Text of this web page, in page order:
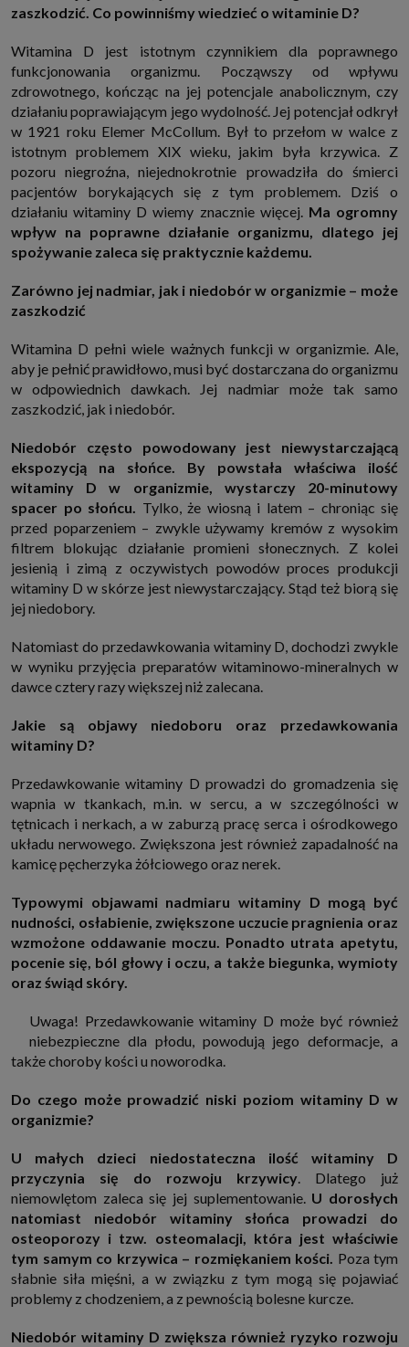
http://www.sagier.pl/
danych osobowych będą także nasi Zaufani Partnerzy. Listę Zaufanych
Partnerów możesz sprawdzić w każdym momencie na stronie naszej
polityki prywatnościi tam też zmodyfikować lub cofnąć swoje zgody.
Podstawa i cel przetwarzania
Twoje dane przetwarzamy w następujących celach:
1. Jeśli zawieramy z Tobą umowę o realizację danej usługi (np. usługi
zapewniającej Ci możliwość zapoznania się z jednym z naszych serwisów
w oparciu o treść regulaminu tego serwisu), to możemy przetwarzać
Twoje dane w zakresie niezbędnym do realizacji tej umowy.
konta nie loguje się nieuprawniona osoba), dokonanie pomiarów
statystycznych, ulepszanie naszych usług i dopasowanie ich do potrzeb i
wygody użytkowników (np. personalizowanie treści w usługach), jak
również prowadzenie marketingu i promocji własnych usług (np. jeśli
innych stronach internetowych, to możemy Ci wyświetlić reklamę
dotyczącą artykułu w serwisie biznesistyl.pl/automoto. Takie
przetwarzanie danych to realizacja naszych prawnie uzasadnionych
3. Za Twoją zgodą usługi marketingowe dostarczą Ci nasi Zaufani
Partnerzy oraz my dla podmiotów trzecich. Aby móc pokazać interesujące
Cię reklamy (np. produktu, którego możesz potrzebować) reklamodawcy i
ich przedstawiciele chcieliby mieć możliwość przetwarzania Twoich
danych związanych z odwiedzanymi przez Ciebie stronami
internetowymi. Udzielenie takiej zgody jest dobrowolne, nie musisz jej
możliwość ograniczenia zakresu lub zmiany zgody w dowolnym
Twoje dane przetwarzane będą do czasu istnienia podstawy do ich
przetwarzania, czyli w przypadku udzielenia zgody do momentu jej
cofnięcia, ograniczenia lub innych działań z Twojej strony ograniczających
tę zgodę, w przypadku niezbędności danych do wykonania umowy, przez
czas jej wykonywania i ewentualnie okres przedawnienia roszczeń z niej
(zwykle nie więcej niż 3 lata, a maksymalnie 10 lat), a w przypadku, gdy
podstawą przetwarzania danych jest uzasadniony interes administratora,
do czasu zgłoszenia przez Ciebie skutecznego sprzeciwu.
Przekazywanie danych
podstawie umowy o powierzenie przetwarzania danych zobowiązującej
taki podmiot do odpowiedniego zabezpieczenia danych i niekorzystania z
nich do własnych celów.
np. cookie lub local storage do zbierania i przetwarzania danych
osobowych w celu personalizowania treści i reklam oraz analizowania
Partnerzy, którzy także chcą dopasowywać reklamy do Twoich preferencji.
Cookies to dane informatyczne zapisywane w plikach i przechowywane na
Twoim urządzeniu końcowym (tj. twój komputer, tablet, smartphone itp.),
które przeglądarka wysyła do serwera przy każdorazowym wejściu na
stronę z tego urządzenia, podczas gdy odwiedzasz strony w Internecie.
Szczegółową informację na temat plików cookie i ich funkcjonowania
znajdzieszpod tym linkiem. Pod tym linkiem znajdziesz także informację
funkcjonowanie plików cookies itp. oraz jak usunąć takie pliki z Twojego
urządzenia.
Twoje uprawnienia
Przysługują Ci następujące uprawnienia wobec Twoich danych i ich
przetwarzania przez nas, inne podmioty z Grupy SAGIER i Zaufanych
Partnerów:
chwili wycofać (cofnięcie zgody oczywiście nie uchyli zgodności z prawem
przetwarzania już dokonanego na jej podstawie);
2. Masz również prawo żądania dostępu do Twoich danych osobowych, ich
sprostowania, usunięcia lub ograniczenia przetwarzania, prawo do
oraz prawo do wniesienia skargi do organu nadzorczego, którym w Polsce
jest Prezes Urzędu Ochrony Danych Osobowych.Pod tym adresem
znajdziesz dodatkowe informacje dotyczące przetwarzania danych i
zaszkodzić. Co powinniśmy wiedzieć o witaminie D?
Witamina D jest istotnym czynnikiem dla poprawnego
funkcjonowania organizmu. Począwszy od wpływu
zdrowotnego, kończąc na jej potencjale anabolicznym, czy
działaniu poprawiającym jego wydolność. Jej potencjał odkrył
w 1921 roku Elemer McCollum. Był to przełom w walce z
istotnym problemem XIX wieku, jakim była krzywica. Z
pozoru niegroźna, niejednokrotnie prowadziła do śmierci
pacjentów borykających się z tym problemem. Dziś o
działaniu witaminy D wiemy znacznie więcej. Ma ogromny
wpływ na poprawne działanie organizmu, dlatego jej
spożywanie zaleca się praktycznie każdemu.
Zarówno jej nadmiar, jak i niedobór w organizmie – może
zaszkodzić
Witamina D pełni wiele ważnych funkcji w organizmie. Ale,
aby je pełnić prawidłowo, musi być dostarczana do organizmu
w odpowiednich dawkach. Jej nadmiar może tak samo
zaszkodzić, jak i niedobór.
Niedobór często powodowany jest niewystarczającą
ekspozycją na słońce. By powstała właściwa ilość
witaminy D w organizmie, wystarczy 20-minutowy
spacer po słońcu. Tylko, że wiosną i latem – chroniąc się
przed poparzeniem – zwykle używamy kremów z wysokim
filtrem blokując działanie promieni słonecznych. Z kolei
jesienią i zimą z oczywistych powodów proces produkcji
witaminy D w skórze jest niewystarczający. Stąd też biorą się
jej niedobory.
Natomiast do przedawkowania witaminy D, dochodzi zwykle
w wyniku przyjęcia preparatów witaminowo-mineralnych w
dawce cztery razy większej niż zalecana.
Jakie są objawy niedoboru oraz przedawkowania
witaminy D?
Przedawkowanie witaminy D prowadzi do gromadzenia się
wapnia w tkankach, m.in. w sercu, a w szczególności w
tętnicach i nerkach, a w zaburzą pracę serca i ośrodkowego
układu nerwowego. Zwiększona jest również zapadalność na
kamicę pęcherzyka żółciowego oraz nerek.
Typowymi objawami nadmiaru witaminy D mogą być
nudności, osłabienie, zwiększone uczucie pragnienia oraz
wzmożone oddawanie moczu. Ponadto utrata apetytu,
pocenie się, ból głowy i oczu, a także biegunka, wymioty
oraz świąd skóry.
Uwaga! Przedawkowanie witaminy D może być również
niebezpieczne dla płodu, powodują jego deformacje, a
także choroby kości u noworodka.
Do czego może prowadzić niski poziom witaminy D w
organizmie?
U małych dzieci niedostateczna ilość witaminy D
przyczynia się do rozwoju krzywicy. Dlatego już
niemowlętom zaleca się jej suplementowanie. U dorosłych
natomiast niedobór witaminy słońca prowadzi do
osteoporozy i tzw. osteomalacji, która jest właściwie
tym samym co krzywica – rozmiękaniem kości. Poza tym
słabnie siła mięśni, a w związku z tym mogą się pojawiać
problemy z chodzeniem, a z pewnością bolesne kurcze.
Niedobór witaminy D zwiększa również ryzyko rozwoju